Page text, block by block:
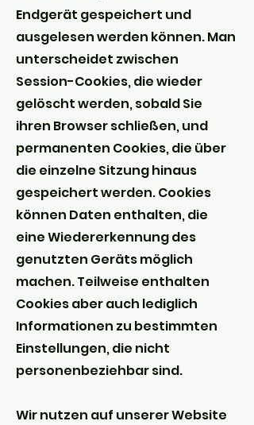
Endgerät gespeichert und
ausgelesen werden können. Man
unterscheidet zwischen
Session-Cookies, die wieder
gelöscht werden, sobald Sie
ihren Browser schließen, und
permanenten Cookies, die über
die einzelne Sitzung hinaus
gespeichert werden. Cookies
können Daten enthalten, die
eine Wiedererkennung des
genutzten Geräts möglich
machen. Teilweise enthalten
Cookies aber auch lediglich
Informationen zu bestimmten
Einstellungen, die nicht
personenbeziehbar sind.
Wir nutzen auf unserer Website